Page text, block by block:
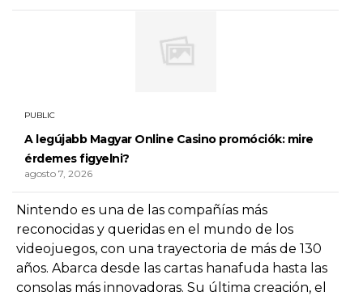
Nintendo es una de las compañías más
reconocidas y queridas en el mundo de los
videojuegos, con una trayectoria de más de 130
años. Abarca desde las cartas hanafuda hasta las
consolas más innovadoras. Su última creación, el
PUBLIC
A legújabb Magyar Online Casino promóciók: mire
érdemes figyelni?
agosto 7, 2026